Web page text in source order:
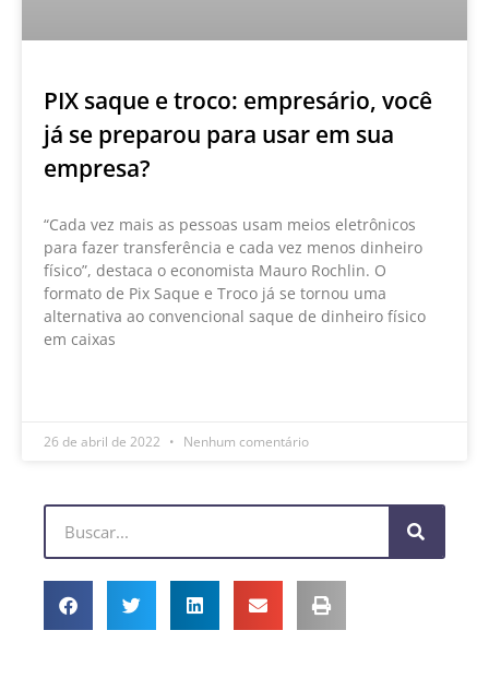
PIX saque e troco: empresário, você
já se preparou para usar em sua
empresa?
“Cada vez mais as pessoas usam meios eletrônicos
para fazer transferência e cada vez menos dinheiro
físico”, destaca o economista Mauro Rochlin. O
formato de Pix Saque e Troco já se tornou uma
alternativa ao convencional saque de dinheiro físico
em caixas
26 de abril de 2022 Nenhum comentário